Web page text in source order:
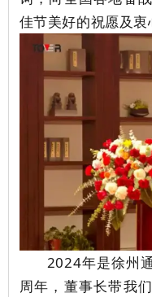
佳节美好的祝愿及衷
2024年是徐州
周年，董事长带我